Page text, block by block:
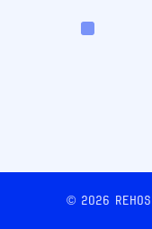
© 2026